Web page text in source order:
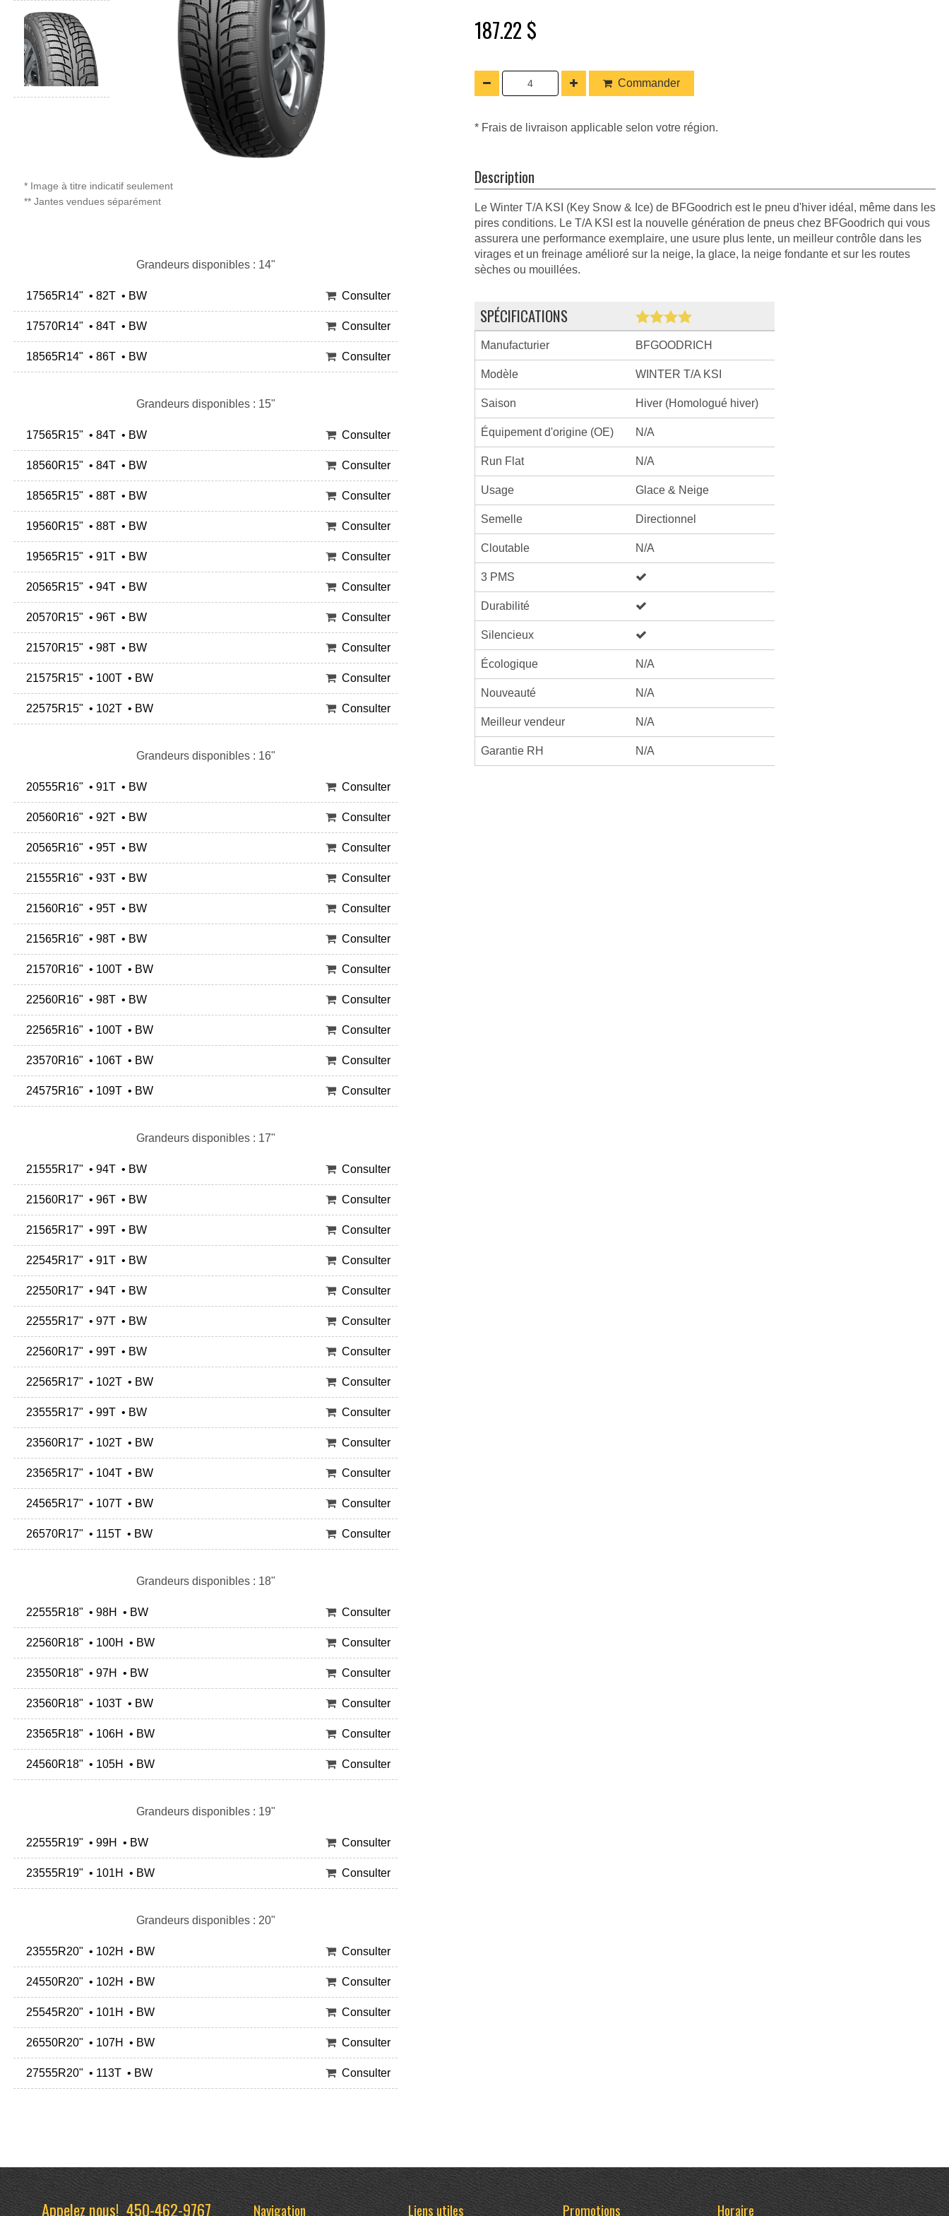
* Image à titre indicatif seulement
** Jantes vendues séparément
Grandeurs disponibles : 14"
17565R14" • 82T • BW Consulter
17570R14" • 84T • BW Consulter
18565R14" • 86T • BW Consulter
Grandeurs disponibles : 15"
17565R15" • 84T • BW Consulter
18560R15" • 84T • BW Consulter
18565R15" • 88T • BW Consulter
19560R15" • 88T • BW Consulter
19565R15" • 91T • BW Consulter
20565R15" • 94T • BW Consulter
20570R15" • 96T • BW Consulter
21570R15" • 98T • BW Consulter
21575R15" • 100T • BW Consulter
22575R15" • 102T • BW Consulter
Grandeurs disponibles : 16"
20555R16" • 91T • BW Consulter
20560R16" • 92T • BW Consulter
20565R16" • 95T • BW Consulter
21555R16" • 93T • BW Consulter
21560R16" • 95T • BW Consulter
21565R16" • 98T • BW Consulter
21570R16" • 100T • BW Consulter
22560R16" • 98T • BW Consulter
22565R16" • 100T • BW Consulter
23570R16" • 106T • BW Consulter
24575R16" • 109T • BW Consulter
Grandeurs disponibles : 17"
21555R17" • 94T • BW Consulter
21560R17" • 96T • BW Consulter
21565R17" • 99T • BW Consulter
22545R17" • 91T • BW Consulter
22550R17" • 94T • BW Consulter
22555R17" • 97T • BW Consulter
22560R17" • 99T • BW Consulter
22565R17" • 102T • BW Consulter
23555R17" • 99T • BW Consulter
23560R17" • 102T • BW Consulter
23565R17" • 104T • BW Consulter
24565R17" • 107T • BW Consulter
26570R17" • 115T • BW Consulter
Grandeurs disponibles : 18"
22555R18" • 98H • BW Consulter
22560R18" • 100H • BW Consulter
23550R18" • 97H • BW Consulter
23560R18" • 103T • BW Consulter
23565R18" • 106H • BW Consulter
24560R18" • 105H • BW Consulter
Grandeurs disponibles : 19"
22555R19" • 99H • BW Consulter
23555R19" • 101H • BW Consulter
Grandeurs disponibles : 20"
23555R20" • 102H • BW Consulter
24550R20" • 102H • BW Consulter
25545R20" • 101H • BW Consulter
26550R20" • 107H • BW Consulter
27555R20" • 113T • BW Consulter
187.22 $
Commander
* Frais de livraison applicable selon votre région.
Description
Le Winter T/A KSI (Key Snow & Ice) de BFGoodrich est le pneu d'hiver idéal, même dans les
pires conditions. Le T/A KSI est la nouvelle génération de pneus chez BFGoodrich qui vous
assurera une performance exemplaire, une usure plus lente, un meilleur contrôle dans les
virages et un freinage amélioré sur la neige, la glace, la neige fondante et sur les routes
sèches ou mouillées.
SPÉCIFICATIONS
Manufacturier BFGOODRICH
Modèle WINTER T/A KSI
Saison Hiver (Homologué hiver)
Équipement d'origine (OE) N/A
Run Flat N/A
Usage Glace & Neige
Semelle Directionnel
Cloutable N/A
3 PMS
Durabilité
Silencieux
Écologique N/A
Nouveauté N/A
Meilleur vendeur N/A
Garantie RH N/A
Appelez nous!450-462-9767 Navigation Liens utiles Promotions Horaire